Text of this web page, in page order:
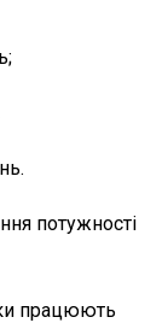
потужності
працюють